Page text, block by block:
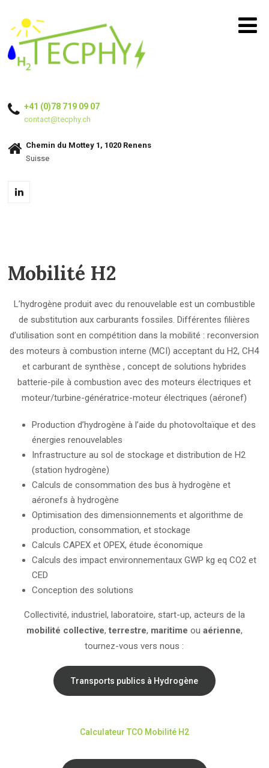
+41 (0)78 719 09 07
contact@tecphy.ch
Chemin du Mottey 1, 1020 Renens
Suisse
Mobilité H2
L’hydrogène produit avec du renouvelable est un combustible
de substitution aux carburants fossiles. Différentes filières
d’utilisation sont en compétition dans la mobilité : reconversion
des moteurs à combustion interne (MCI) acceptant du H2, CH4
et carburant de synthèse , concept de solutions hybrides
batterie-pile à combustion avec des moteurs électriques et
moteur/turbine-génératrice-moteur électriques (aéronef)
Production d’hydrogène à l’aide du photovoltaïque et des
énergies renouvelables
Infrastructure au sol de stockage et distribution de H2
(station hydrogène)
Calculs de consommation des bus à hydrogène et
aéronefs à hydrogène
Optimisation des dimensionnements et algorithme de
production, consommation, et stockage
Calculs CAPEX et OPEX, étude économique
Calculs des impact environnementaux GWP kg eq CO2 et
CED
Conception des solutions
Collectivité, industriel, laboratoire, start-up, acteurs de la
mobilité collective, terrestre, maritime ou aérienne,
tournez-vous vers nous :
Transports publics à Hydrogène
Calculateur TCO Mobilité H2